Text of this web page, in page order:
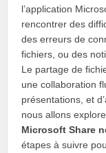
l’application
rencontrer des
des erreurs de
fichiers, ou des
Le partage de
une collaboration
présentations, et
nous allons
Microsoft Share
étapes à suivre